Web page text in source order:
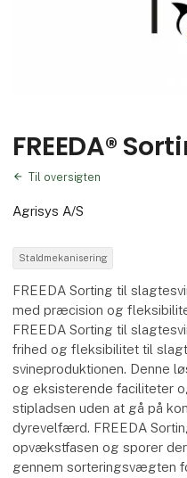
FREEDA®
Til oversigten
Agrisys A/S
Staldmekanisering
FREEDA Sorting til
med præcision og
FREEDA Sorting til
frihed og fleksibilitet til
svineproduktionen. Denne
og eksisterende faciliteter
stipladsen uden at gå på
dyrevelfærd. FREEDA
opvækstfasen og sporer
gennem sorteringsvægten